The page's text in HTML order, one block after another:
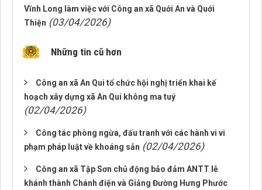
Vĩnh Long làm việc với Công an xã Quới An và Quới
Thiện (03/04/2026)
Những tin cũ hơn
Công an xã An Qui tổ chức hội nghị triển khai kế
hoạch xây dựng xã An Qui không ma tuý
(02/04/2026)
Công tác phòng ngừa, đấu tranh với các hành vi vi
phạm pháp luật về khoáng sản (02/04/2026)
Công an xã Tập Sơn chủ động bảo đảm ANTT lễ
khánh thành Chánh điện và Giảng Đường Hưng Phước